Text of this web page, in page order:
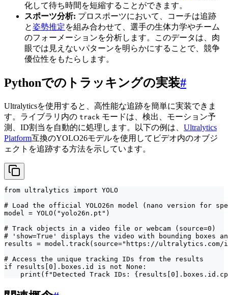
化して待ち時間を短縮することができます。
スポーツ分析: プロスポーツにおいて、コーチは追跡
と姿勢推定を組み合わせて、選手の生体力学やチーム
のフォーメーションを分析します。このデータは、肉
眼では見えないパターンを明らかにすることで、競争
優位性をもたらします。
Pythonでのトラッキングの実装#
Ultralyticsを使用すると、高性能な追跡を簡単に実装できま
す。ライブラリ内の track モードは、検出、モーション予
測、ID割当を自動的に処理します。以下の例は、 Ultralytics
Platform互換のYOLO26モデルを使用してビデオ内のオブジ
ェクトを追跡する方法を示しています。
from ultralytics import YOLO
# Load the official YOLO26n model (nano version for
model = YOLO("yolo26n.pt")
# Track objects in a video file or webcam (source=0)
# 'show=True' displays the video with bounding boxes
results = model.track(source="https://ultralytics.com/
# Access the unique tracking IDs from the results
if results[0].boxes.id is not None:
print(f"Detected Track IDs: